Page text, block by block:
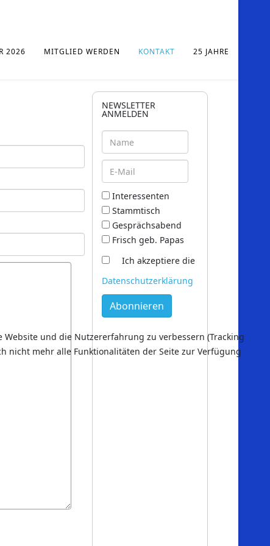
2026 MITGLIED WERDEN KONTAKT 25 JAHRE
NEWSLETTER
ANMELDEN
Interessenten
Stammtisch
Gesprächsabend
Frisch geb. Papas
Ich akzeptiere die
Datenschutzerklärung
Abonnieren
und die Nutzererfahrung zu verbessern (Tracking
nicht mehr alle Funktionalitäten der Seite zur Verfügung